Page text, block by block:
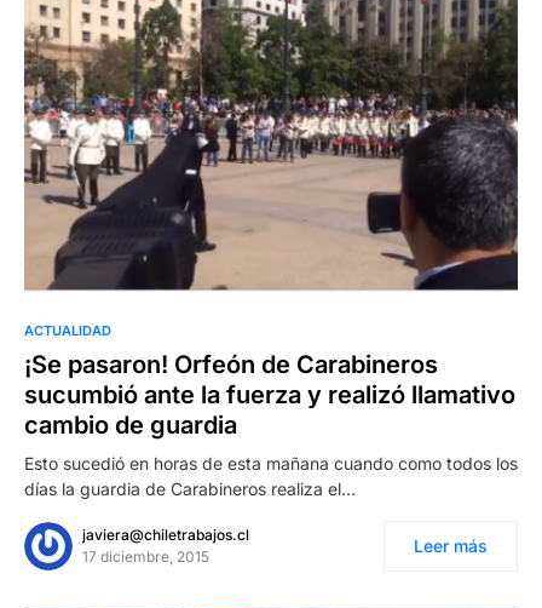
ACTUALIDAD
¡Se pasaron! Orfeón de Carabineros
sucumbió ante la fuerza y realizó llamativo
cambio de guardia
Esto sucedió en horas de esta mañana cuando como todos los
días la guardia de Carabineros realiza el…
javiera@chiletrabajos.cl
17 diciembre, 2015
Leer más